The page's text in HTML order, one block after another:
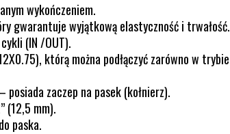
wykończeniem.
gwarantuje wyjątkową elastyczność i trwałość.
(IN /OUT).
którą można podłączyć zarówno w trybie
zaczep na pasek (kołnierz).
(12,5 mm).
paska.